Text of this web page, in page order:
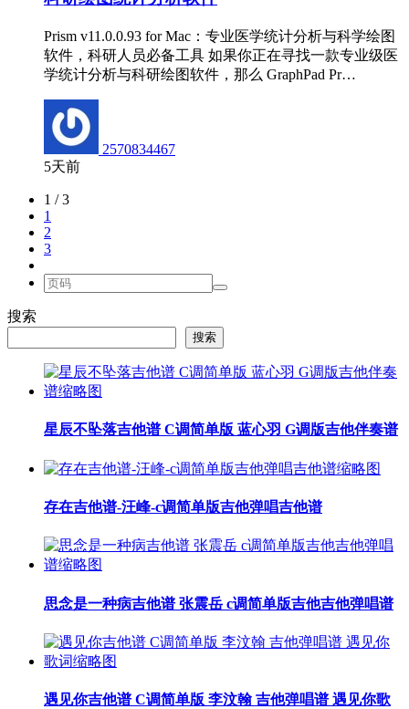
Prism v11.0.0.93 for Mac：专业医学统计分析与科学绘图
软件，科研人员必备工具 如果你正在寻找一款专业级医
学统计分析与科研绘图软件，那么 GraphPad Pr…
2570834467
5天前
1 / 3
1
2
3
搜索
搜索
星辰不坠落吉他谱 C调简单版 蓝心羽 G调版吉他伴奏谱
存在吉他谱-汪峰-c调简单版吉他弹唱吉他谱
思念是一种病吉他谱 张震岳 c调简单版吉他吉他弹唱谱
遇见你吉他谱 C调简单版 李汶翰 吉他弹唱谱 遇见你歌